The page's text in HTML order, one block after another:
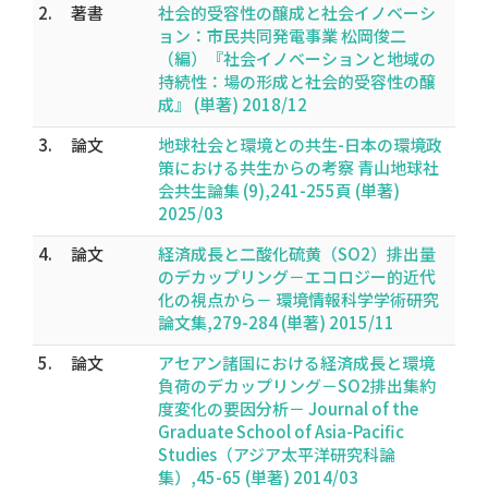
2.
著書
社会的受容性の醸成と社会イノベーシ
ョン：市民共同発電事業 松岡俊二
（編）『社会イノベーションと地域の
持続性：場の形成と社会的受容性の醸
成』 (単著) 2018/12
3.
論文
地球社会と環境との共生-日本の環境政
策における共生からの考察 青山地球社
会共生論集 (9),241-255頁 (単著)
2025/03
4.
論文
経済成長と二酸化硫黄（SO2）排出量
のデカップリング－エコロジー的近代
化の視点から－ 環境情報科学学術研究
論文集,279-284 (単著) 2015/11
5.
論文
アセアン諸国における経済成長と環境
負荷のデカップリング－SO2排出集約
度変化の要因分析－ Journal of the
Graduate School of Asia-Pacific
Studies（アジア太平洋研究科論
集）,45-65 (単著) 2014/03